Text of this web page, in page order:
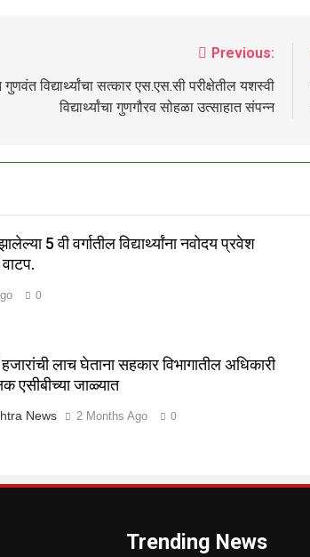
Previous:
विद्यार्थ्यांचा सत्कार एस.एस.सी परीक्षेतील यशस्वी
विद्यार्थ्यांचा गुणगौरव सोहळा उत्साहात संपन्न
5 वी वर्गातील विद्यार्थ्यांना नवोदय प्रवेश
वाटप.
0
लाच घेताना सहकार विभागातील अधिकारी
एसीबीच्या जाळ्यात
News 2 Months Ago 0
Trending News